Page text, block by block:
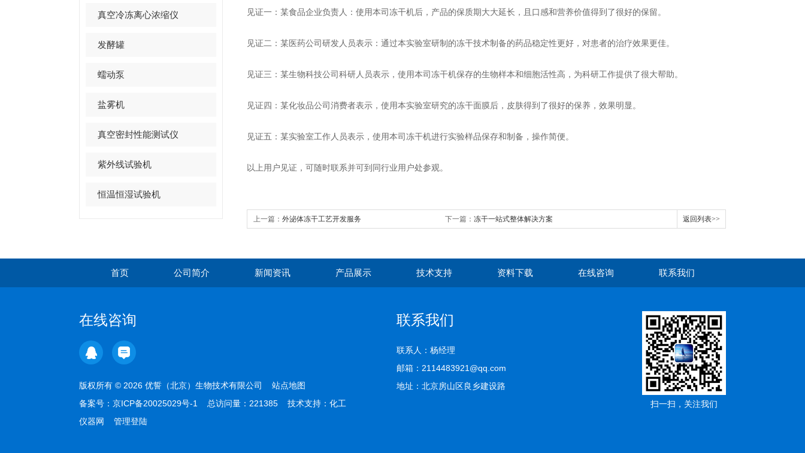
真空冷冻离心浓缩仪
发酵罐
蠕动泵
盐雾机
真空密封性能测试仪
紫外线试验机
恒温恒湿试验机
见证一：某食品企业负责人：使用本司冻干机后，产品的保质期大大延长，且口感和营养价值得到了很好的保留。
见证二：某医药公司研发人员表示：通过本实验室研制的冻干技术制备的药品稳定性更好，对患者的治疗效果更佳。
见证三：某生物科技公司科研人员表示，使用本司冻干机保存的生物样本和细胞活性高，为科研工作提供了很大帮助。
见证四：某化妆品公司消费者表示，使用本实验室研究的冻干面膜后，皮肤得到了很好的保养，效果明显。
见证五：某实验室工作人员表示，使用本司冻干机进行实验样品保存和制备，操作简便。
以上用户见证，可随时联系并可到同行业用户处参观。
上一篇： 外泌体冻干工艺开发服务 下一篇： 冻干一站式整体解决方案 返回列表>>
首页 公司简介 新闻资讯 产品展示 技术支持 资料下载 在线咨询 联系我们
在线咨询
版权所有 © 2026 优誓（北京）生物技术有限公司 站点地图
备案号： 京ICP备20025029号-1 总访问量：221385 技术支持： 化工
仪器网
管理登陆
联系我们
联系人：杨经理
邮箱：2114483921@qq.com
地址：北京房山区良乡建设路
扫一扫，关注我们